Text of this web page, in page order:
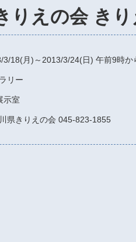
りえの会 き
3/18(月)～ 2013/3/24(日) 午前9時か
リー
示室
県きりえの会 045-823-1855